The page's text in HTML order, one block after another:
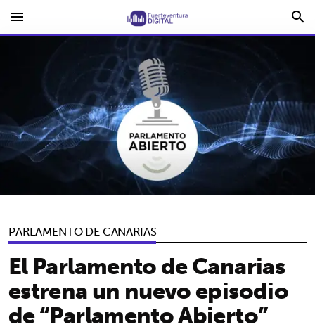
menu search
PARLAMENTO DE CANARIAS
El Parlamento de Canarias
estrena un nuevo episodio
de “Parlamento Abierto”